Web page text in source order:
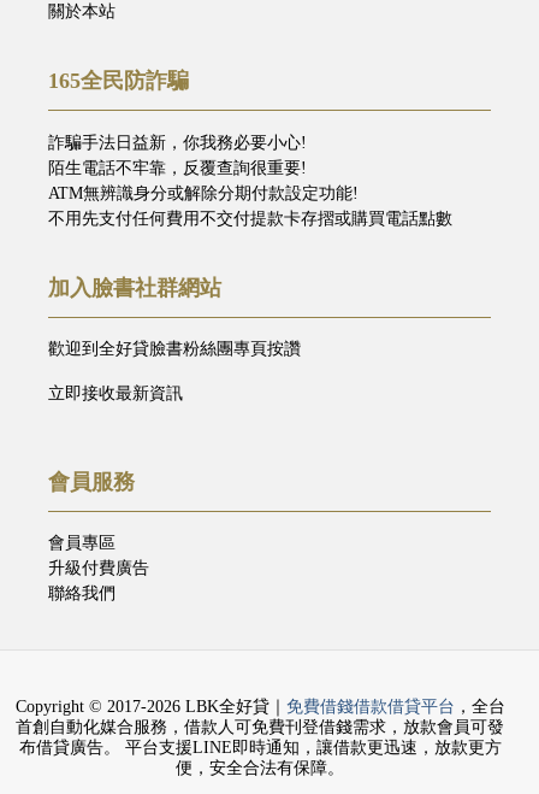
關於本站
165全民防詐騙
詐騙手法日益新，你我務必要小心!
陌生電話不牢靠，反覆查詢很重要!
ATM無辨識身分或解除分期付款設定功能!
不用先支付任何費用不交付提款卡存摺或購買電話點數
加入臉書社群網站
歡迎到全好貸臉書粉絲團專頁按讚
立即接收最新資訊
會員服務
會員專區
升級付費廣告
聯絡我們
Copyright © 2017-2026 LBK全好貸｜ 免費借錢借款借貸平台 ，全台
首創自動化媒合服務，借款人可免費刊登借錢需求，放款會員可發
布借貸廣告。 平台支援LINE即時通知，讓借款更迅速，放款更方
便，安全合法有保障。